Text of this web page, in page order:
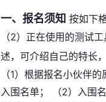
一、报名须知 按如下
（2）正在使用的测试
述，可介绍自己的特长
（1）根据报名小伙伴
入围名单； （2）入围